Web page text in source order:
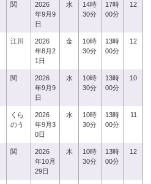
関
2026
年9月9
日
水
14時
30分
17時
00分
12
江川
2026
年8月2
1日
金
10時
30分
13時
00分
12
関
2026
年9月9
日
水
10時
30分
13時
00分
10
くら
のう
2026
年9月3
0日
水
10時
30分
13時
00分
11
関
2026
年10月
29日
木
10時
30分
13時
00分
12